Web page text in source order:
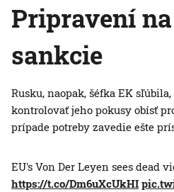
Pripravení
sankcie
Rusku, naopak, šéfka EK
kontrolovať jeho pokusy obísť
prípade potreby zavedie ešte
EU's Von Der Leyen sees dead
https://t.co/Dm6uXcUkHI